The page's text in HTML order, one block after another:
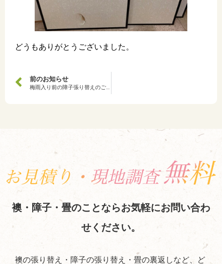
どうもありがとうございました。
前のお知らせ
梅雨入り前の障子張り替えのご依頼を頂きました。
襖・障子・畳のことならお気軽にお問い合わ
せください。
襖の張り替え・障子の張り替え・畳の裏返しなど、ど